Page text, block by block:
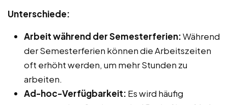
Unterschiede:
Arbeit während der Semesterferien:Während
der Semesterferien können die Arbeitszeiten
oft erhöht werden, um mehr Stunden zu
arbeiten.
Ad-hoc-Verfügbarkeit: Es wird häufig